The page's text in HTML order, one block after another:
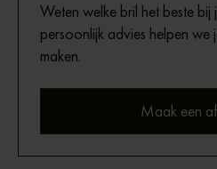
Weten welke bril het beste
persoonlijk advies helpen we
maken.
Maak een